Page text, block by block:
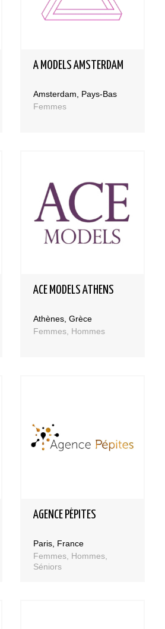
A MODELS AMSTERDAM
Amsterdam, Pays-Bas
Femmes
ACE MODELS ATHENS
Athènes, Grèce
Femmes, Hommes
AGENCE PÉPITES
Paris, France
Femmes, Hommes,
Séniors